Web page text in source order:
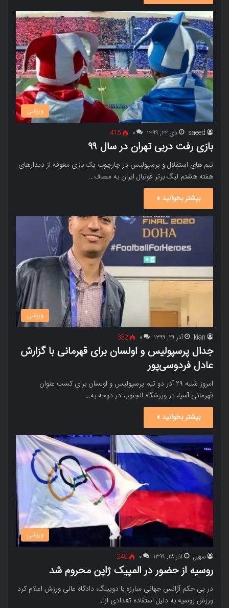
ورزشی
saeed دی ۲۲, ۱۳۹۹ ۰ 415
بازی رفت دربی تهران در سال ۹۹
تیم های استقلال و پرسپولیس در چارچوب یک بازی معوقه از دیدارهای
هفته هشتم لیگ برتر فوتبال ایران به مصاف…
بیشتر بخوانید »
ورزشی
kian آذر ۲۹, ۱۳۹۹ ۰ 352
جدال پرسپولیس و اولسان براى قهرمانى با گزارش
عادل فردوسی‌پور
امروز شنبه ۲۹ آذر دو تیم پرسپولیس و اولسان براى کسب عنوان
قهرمانى آسیا، در ورزشگاه الجنوب در دوحه به…
بیشتر بخوانید »
ورزشی
سهیل آذر ۲۸, ۱۳۹۹ ۰ 240
روسیه از حضور در المپیک ژاپن محروم شد
در پی حکم آژانس جهانی مبارزه با دوپینگ، دادگاه عالی ورزش اعلام کرد
ورزش روسیه به دلیل استفاده تعدادی از…